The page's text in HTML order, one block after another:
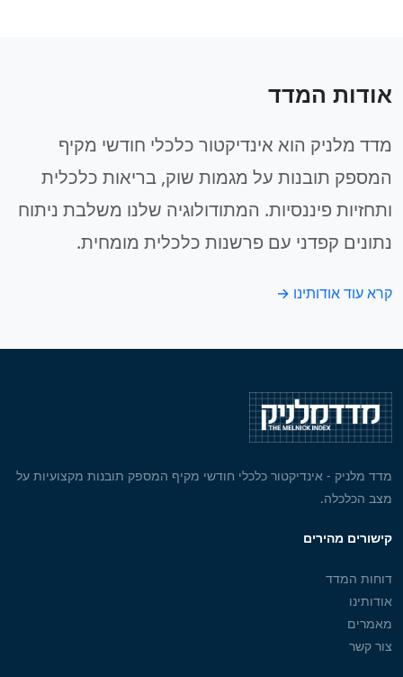
אודות המדד
מדד מלניק הוא אינדיקטור כלכלי חודשי מקיף
המספק תובנות על מגמות שוק, בריאות כלכלית
ותחזיות פיננסיות. המתודולוגיה שלנו משלבת ניתוח
נתונים קפדני עם פרשנות כלכלית מומחית.
קרא עוד אודותינו →
מדד מלניק - אינדיקטור כלכלי חודשי מקיף המספק תובנות מקצועיות על
מצב הכלכלה.
קישורים מהירים
דוחות המדד
אודותינו
מאמרים
צור קשר